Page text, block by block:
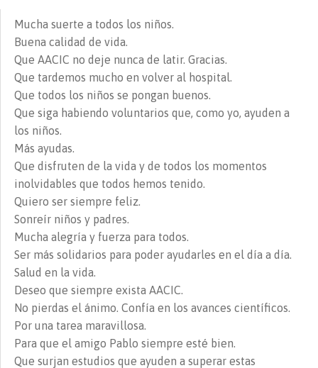
Mucha suerte a todos los niños.
Buena calidad de vida.
Que AACIC no deje nunca de latir. Gracias.
Que tardemos mucho en volver al hospital.
Que todos los niños se pongan buenos.
Que siga habiendo voluntarios que, como yo, ayuden a
los niños.
Más ayudas.
Que disfruten de la vida y de todos los momentos
inolvidables que todos hemos tenido.
Quiero ser siempre feliz.
Sonreír niños y padres.
Mucha alegría y fuerza para todos.
Ser más solidarios para poder ayudarles en el día a día.
Salud en la vida.
Deseo que siempre exista AACIC.
No pierdas el ánimo. Confía en los avances científicos.
Por una tarea maravillosa.
Para que el amigo Pablo siempre esté bien.
Que surjan estudios que ayuden a superar estas